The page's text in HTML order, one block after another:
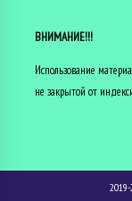
ВНИМАНИЕ!!!
Использование
не закрытой от
2019-